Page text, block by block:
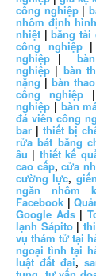
công nghiệp|
nhôm định hình
nhiệt |băng tải
công nghiệp
nghiệp |
nghiệp | bàn
nặng| bàn
công nghiệp
nghiệp |bàn
đá viên công
bar | thiết bị
rửa bát băng
âu | thiết kế
cao cấp, cửa
cường lực,
ngăn nhôm
Facebook |
Google Ads|
lạnh Sápito |
vụ thám tử tại
ngoại tình tại
luật đất đai,